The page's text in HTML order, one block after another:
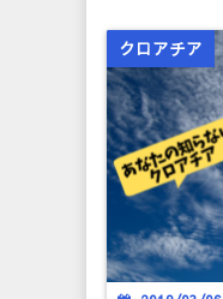
クロアチア